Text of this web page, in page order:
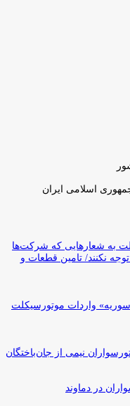
اسلامی ایران
به شعارهایی که شرکت‌ها
نکنند/ تامین قطعات و
واردات موتورسیکلت
نیمی از جان‌باختگان
در دماوند